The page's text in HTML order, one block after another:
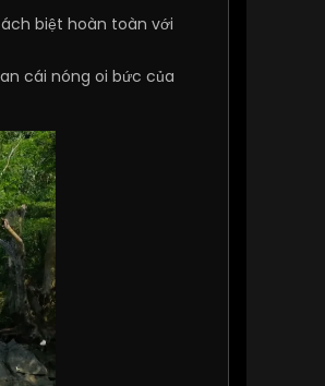
biệt hoàn toàn với
cái nóng oi bức của